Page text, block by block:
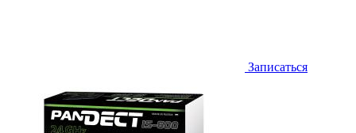
Записаться